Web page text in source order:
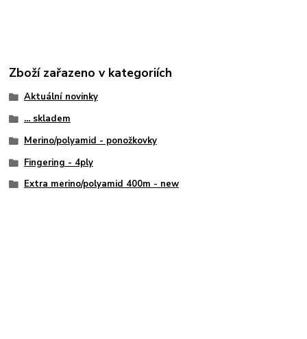
Zboží zařazeno v kategoriích
Aktuální novinky
... skladem
Merino/polyamid - ponožkovky
Fingering - 4ply
Extra merino/polyamid 400m - new